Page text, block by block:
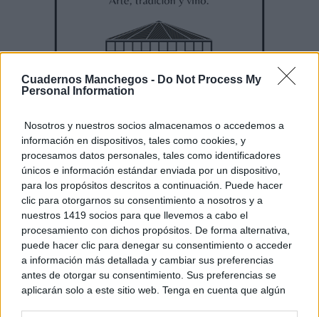
Cuadernos Manchegos - Do Not Process My
Personal Information
Nosotros y nuestros socios almacenamos o accedemos a
información en dispositivos, tales como cookies, y
procesamos datos personales, tales como identificadores
únicos e información estándar enviada por un dispositivo,
para los propósitos descritos a continuación. Puede hacer
clic para otorgarnos su consentimiento a nosotros y a
nuestros 1419 socios para que llevemos a cabo el
procesamiento con dichos propósitos. De forma alternativa,
puede hacer clic para denegar su consentimiento o acceder
a información más detallada y cambiar sus preferencias
antes de otorgar su consentimiento. Sus preferencias se
aplicarán solo a este sitio web. Tenga en cuenta que algún